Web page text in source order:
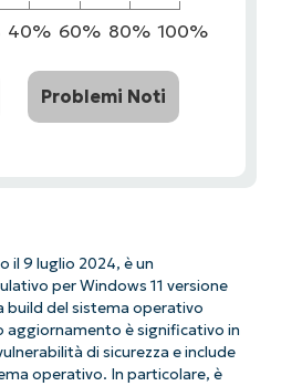
40% 60% 80% 100%
Problemi Noti
il 9 luglio 2024, è un
per Windows 11 versione
build del sistema operativo
aggiornamento è significativo in
di sicurezza e include
operativo. In particolare, è